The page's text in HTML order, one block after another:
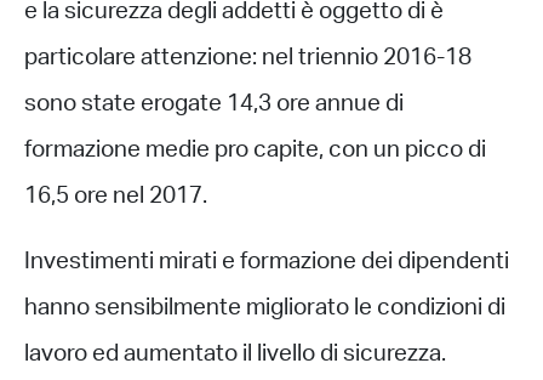
e la sicurezza degli addetti è oggetto di è
particolare attenzione: nel triennio 2016-18
sono state erogate 14,3 ore annue di
formazione medie pro capite, con un picco di
16,5 ore nel 2017.
Investimenti mirati e formazione dei dipendenti
hanno sensibilmente migliorato le condizioni di
lavoro ed aumentato il livello di sicurezza.